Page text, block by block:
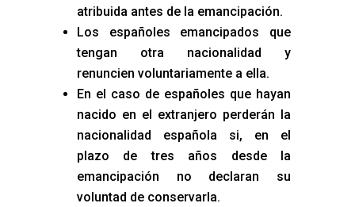
atribuida antes de la emancipación.
Los españoles emancipados que
tengan otra nacionalidad y
renuncien voluntariamente a ella.
En el caso de españoles que hayan
nacido en el extranjero perderán la
nacionalidad española si, en el
plazo de tres años desde la
emancipación no declaran su
voluntad de conservarla.